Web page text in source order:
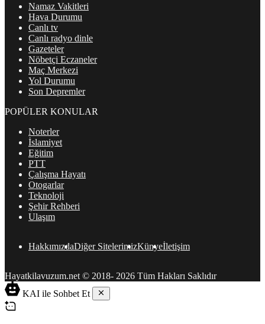
Namaz Vakitleri
Hava Durumu
Canlı tv
Canlı radyo dinle
Gazeteler
Nöbetçi Eczaneler
Maç Merkezi
Yol Durumu
Son Depremler
POPÜLER KONULAR
Noterler
İslamiyet
Eğitim
PTT
Çalışma Hayatı
Otogarlar
Teknoloji
Şehir Rehberi
Ulaşım
HakkımızdaDiğer SitelerimizKünyeİletişim
Hayatkilavuzum.net © 2018- 2026 Tüm Hakları Saklıdır
KAI ile Sohbet Et